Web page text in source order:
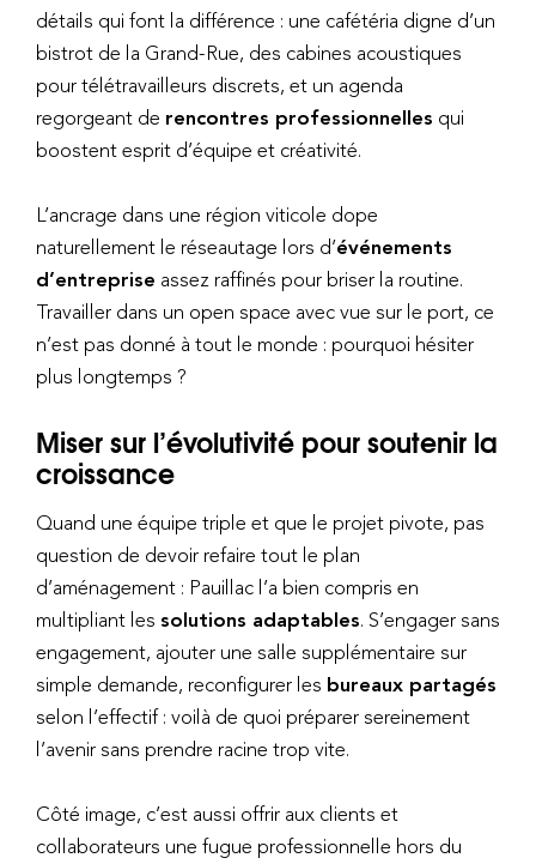
détails qui font la différence : une cafétéria digne d’un
bistrot de la Grand-Rue, des cabines acoustiques
pour télétravailleurs discrets, et un agenda
regorgeant de rencontres professionnelles qui
boostent esprit d’équipe et créativité.
L’ancrage dans une région viticole dope
naturellement le réseautage lors d’événements
d’entreprise assez raffinés pour briser la routine.
Travailler dans un open space avec vue sur le port, ce
n’est pas donné à tout le monde : pourquoi hésiter
plus longtemps ?
Miser sur l’évolutivité pour soutenir la
croissance
Quand une équipe triple et que le projet pivote, pas
question de devoir refaire tout le plan
d’aménagement : Pauillac l’a bien compris en
multipliant les solutions adaptables. S’engager sans
engagement, ajouter une salle supplémentaire sur
simple demande, reconfigurer les bureaux partagés
selon l’effectif : voilà de quoi préparer sereinement
l’avenir sans prendre racine trop vite.
Côté image, c’est aussi offrir aux clients et
collaborateurs une fugue professionnelle hors du